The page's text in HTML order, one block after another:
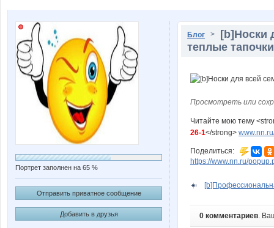
Портрет заполнен на 65 %
Отправить приватное сообщение
Добавить в друзья
Блог >
[b]Носки
теплые
Просмотреть или
Читайте мою тему
26-1</strong>
Поделиться:
https://www.nn.ru/
0 комментариев.